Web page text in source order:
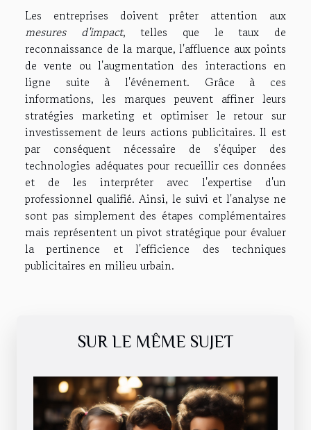
Les entreprises doivent prêter attention aux
mesures d'impact, telles que le taux de
reconnaissance de la marque, l'affluence aux points
de vente ou l'augmentation des interactions en
ligne suite à l'événement. Grâce à ces
informations, les marques peuvent affiner leurs
stratégies marketing et optimiser le retour sur
investissement de leurs actions publicitaires. Il est
par conséquent nécessaire de s'équiper des
technologies adéquates pour recueillir ces données
et de les interpréter avec l'expertise d'un
professionnel qualifié. Ainsi, le suivi et l'analyse ne
sont pas simplement des étapes complémentaires
mais représentent un pivot stratégique pour évaluer
la pertinence et l'efficience des techniques
publicitaires en milieu urbain.
SUR LE MÊME SUJET